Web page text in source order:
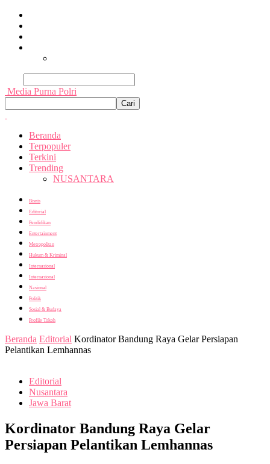
Media Purna Polri
Beranda
Terpopuler
Terkini
Trending
NUSANTARA
Bisnis
Editorial
Pendidikan
Entertainment
Metropolitan
Hukum & Kriminal
Internasional
Internasional
Nasional
Politik
Sosial & Budaya
Profile Tokoh
Beranda Editorial Kordinator Bandung Raya Gelar Persiapan
Pelantikan Lemhannas
Editorial
Nusantara
Jawa Barat
Kordinator Bandung Raya Gelar
Persiapan Pelantikan Lemhannas